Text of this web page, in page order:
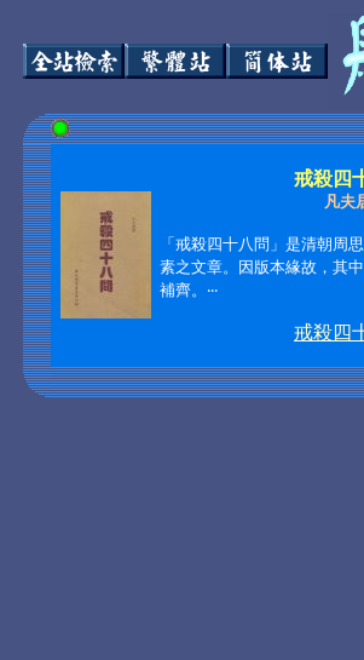
戒殺四
凡夫
「戒殺四十八問」是清朝周
素之文章。因版本緣故，其
補齊。 ‧‧‧
戒殺四